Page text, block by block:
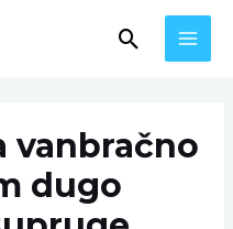
Search
vanbračno
dugo